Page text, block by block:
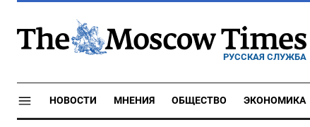
РУССКАЯ СЛУЖБА
НОВОСТИ МНЕНИЯ ОБЩЕСТВО ЭКОНОМИКА